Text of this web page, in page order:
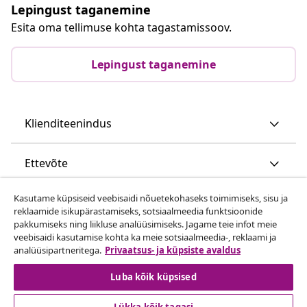
Lepingust taganemine
Esita oma tellimuse kohta tagastamissoov.
Lepingust taganemine
Klienditeenindus
Ettevõte
vidaXL
Vaata rohkem
Kasutame küpsiseid veebisaidi nõuetekohaseks toimimiseks, sisu ja
reklaamide isikupärastamiseks, sotsiaalmeedia funktsioonide
pakkumiseks ning liikluse analüüsimiseks. Jagame teie infot meie
veebisaidi kasutamise kohta ka meie sotsiaalmeedia-, reklaami ja
analüüsipartneritega. Privaatsus- ja küpsiste avaldus
Luba kõik küpsised